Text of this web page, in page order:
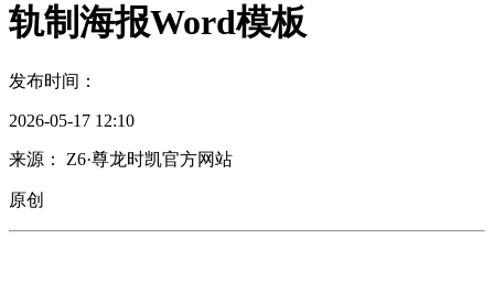
轨制海报Word模板
发布时间：
2026-05-17 12:10
来源： Z6·尊龙时凯官方网站
原创